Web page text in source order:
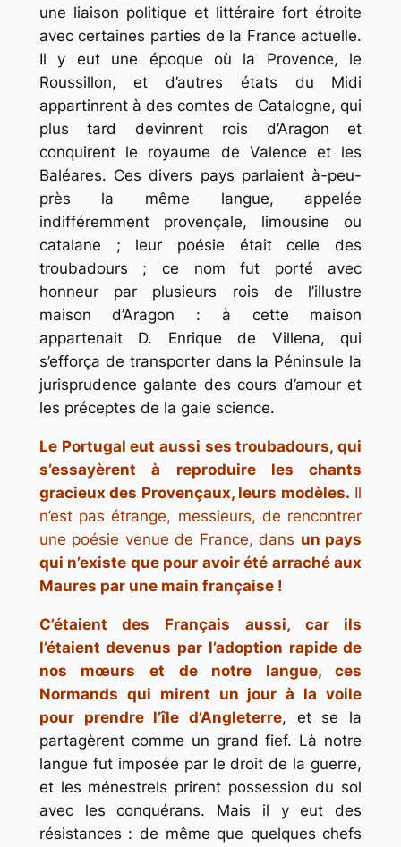
une liaison politique et littéraire fort étroite
avec certaines parties de la France actuelle.
Il y eut une époque où la Provence, le
Roussillon, et d’autres états du Midi
appartinrent à des comtes de Catalogne, qui
plus tard devinrent rois d’Aragon et
conquirent le royaume de Valence et les
Baléares. Ces divers pays parlaient à-peu-
près la même langue, appelée
indifféremment provençale, limousine ou
catalane ; leur poésie était celle des
troubadours ; ce nom fut porté avec
honneur par plusieurs rois de l’illustre
maison d’Aragon : à cette maison
appartenait D. Enrique de Villena, qui
s’efforça de transporter dans la Péninsule la
jurisprudence galante des cours d’amour et
les préceptes de la gaie science.
Le Portugal eut aussi ses troubadours, qui
s’essayèrent à reproduire les chants
gracieux des Provençaux, leurs modèles. Il
n’est pas étrange, messieurs, de rencontrer
une poésie venue de France, dans un pays
qui n’existe que pour avoir été arraché aux
Maures par une main française !
C’étaient des Français aussi, car ils
l’étaient devenus par l’adoption rapide de
nos mœurs et de notre langue, ces
Normands qui mirent un jour à la voile
pour prendre l’île d’Angleterre, et se la
partagèrent comme un grand fief. Là notre
langue fut imposée par le droit de la guerre,
et les ménestrels prirent possession du sol
avec les conquérans. Mais il y eut des
résistances : de même que quelques chefs